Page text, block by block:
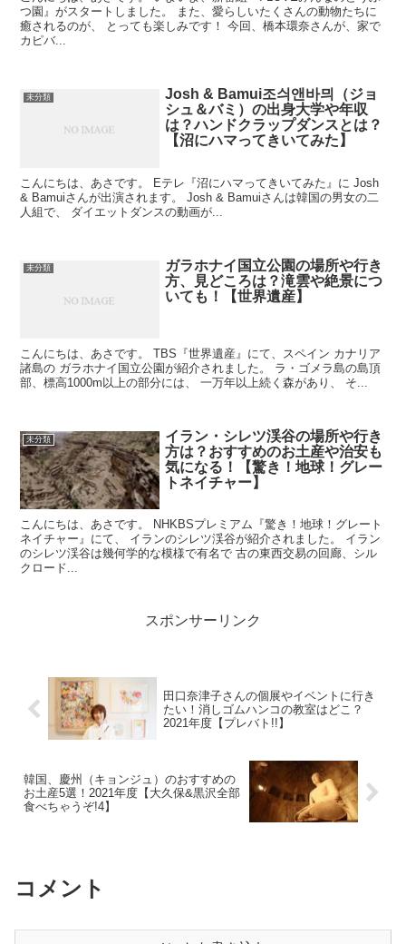
つ園』がスタートしました。 また、愛らしいたくさんの動物たちに
癒されるのが、 とっても楽しみです！ 今回、橋本環奈さんが、家で
カピバ...
未分類
Josh & Bamui조싀앤바믜（ジョ
シュ＆バミ）の出身大学や年収
は？ハンドクラップダンスとは？
【沼にハマってきいてみた】
こんにちは、あさです。 Eテレ『沼にハマってきいてみた』に Josh
& Bamuiさんが出演されます。 Josh & Bamuiさんは韓国の男女の二
人組で、 ダイエットダンスの動画が...
未分類
ガラホナイ国立公園の場所や行き
方、見どころは？滝雲や絶景につ
いても！【世界遺産】
こんにちは、あさです。 TBS『世界遺産』にて、スペイン カナリア
諸島の ガラホナイ国立公園が紹介されました。 ラ・ゴメラ島の島頂
部、標高1000m以上の部分には、 一万年以上続く森があり、 そ...
未分類
イラン・シレツ渓谷の場所や行き
方は？おすすめのお土産や治安も
気になる！【驚き！地球！グレー
トネイチャー】
こんにちは、あさです。 NHKBSプレミアム『驚き！地球！グレート
ネイチャー』にて、 イランのシレツ渓谷が紹介されました。 イラン
のシレツ渓谷は幾何学的な模様で有名で 古の東西交易の回廊、シル
クロード...
スポンサーリンク
田口奈津子さんの個展やイベントに行き
たい！消しゴムハンコの教室はどこ？
2021年度【プレバト!!】
韓国、慶州（キョンジュ）のおすすめの
お土産5選！2021年度【大久保&黒沢全部
食べちゃうぞ!4】
コメント